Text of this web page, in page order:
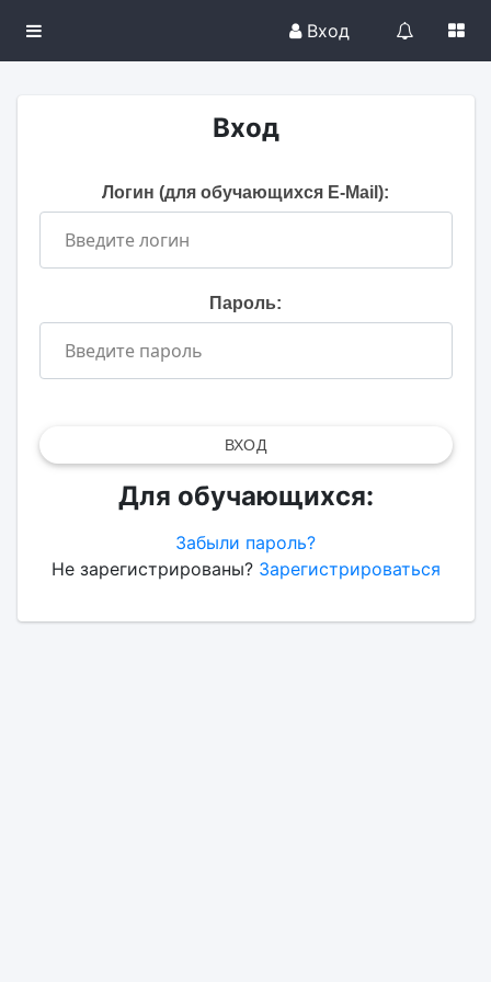
Вход
Вход
Логин (для обучающихся E-Mail):
Пароль:
ВХОД
Для обучающихся:
Забыли пароль?
Не зарегистрированы? Зарегистрироваться